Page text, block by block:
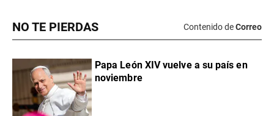
NO TE PIERDAS Contenido deCorreo
Papa León XIV vuelve a su país en
noviembre